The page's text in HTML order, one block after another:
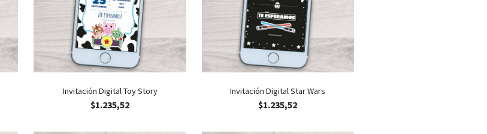
Invitación Digital Toy Story
$1.235,52
Invitación Digital Star Wars
$1.235,52